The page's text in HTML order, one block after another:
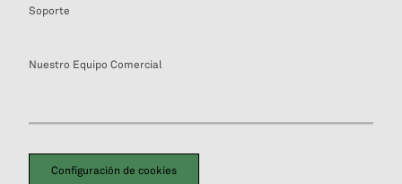
Soporte
Nuestro Equipo Comercial
Configuración de cookies